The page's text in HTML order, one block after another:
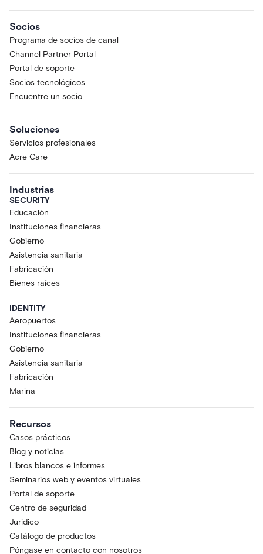
Socios
Programa de socios de canal
Channel Partner Portal
Portal de soporte
Socios tecnológicos
Encuentre un socio
Soluciones
Servicios profesionales
Acre Care
Industrias
SECURITY
Educación
Instituciones financieras
Gobierno
Asistencia sanitaria
Fabricación
Bienes raíces
IDENTITY
Aeropuertos
Instituciones financieras
Gobierno
Asistencia sanitaria
Fabricación
Marina
Recursos
Casos prácticos
Blog y noticias
Libros blancos e informes
Seminarios web y eventos virtuales
Portal de soporte
Centro de seguridad
Jurídico
Catálogo de productos
Póngase en contacto con nosotros